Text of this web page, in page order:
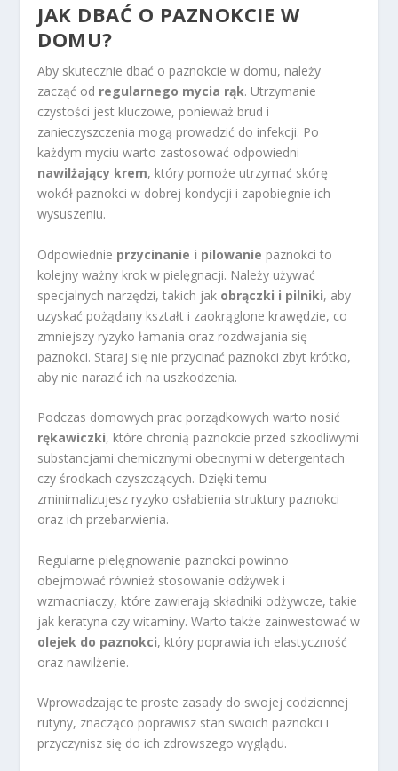
JAK DBAĆ O PAZNOKCIE W
DOMU?
Aby skutecznie dbać o paznokcie w domu, należy
zacząć od regularnego mycia rąk. Utrzymanie
czystości jest kluczowe, ponieważ brud i
zanieczyszczenia mogą prowadzić do infekcji. Po
każdym myciu warto zastosować odpowiedni
nawilżający krem, który pomoże utrzymać skórę
wokół paznokci w dobrej kondycji i zapobiegnie ich
wysuszeniu.
Odpowiednie przycinanie i pilowanie paznokci to
kolejny ważny krok w pielęgnacji. Należy używać
specjalnych narzędzi, takich jak obrączki i pilniki, aby
uzyskać pożądany kształt i zaokrąglone krawędzie, co
zmniejszy ryzyko łamania oraz rozdwajania się
paznokci. Staraj się nie przycinać paznokci zbyt krótko,
aby nie narazić ich na uszkodzenia.
Podczas domowych prac porządkowych warto nosić
rękawiczki, które chronią paznokcie przed szkodliwymi
substancjami chemicznymi obecnymi w detergentach
czy środkach czyszczących. Dzięki temu
zminimalizujesz ryzyko osłabienia struktury paznokci
oraz ich przebarwienia.
Regularne pielęgnowanie paznokci powinno
obejmować również stosowanie odżywek i
wzmacniaczy, które zawierają składniki odżywcze, takie
jak keratyna czy witaminy. Warto także zainwestować w
olejek do paznokci, który poprawia ich elastyczność
oraz nawilżenie.
Wprowadzając te proste zasady do swojej codziennej
rutyny, znacząco poprawisz stan swoich paznokci i
przyczynisz się do ich zdrowszego wyglądu.